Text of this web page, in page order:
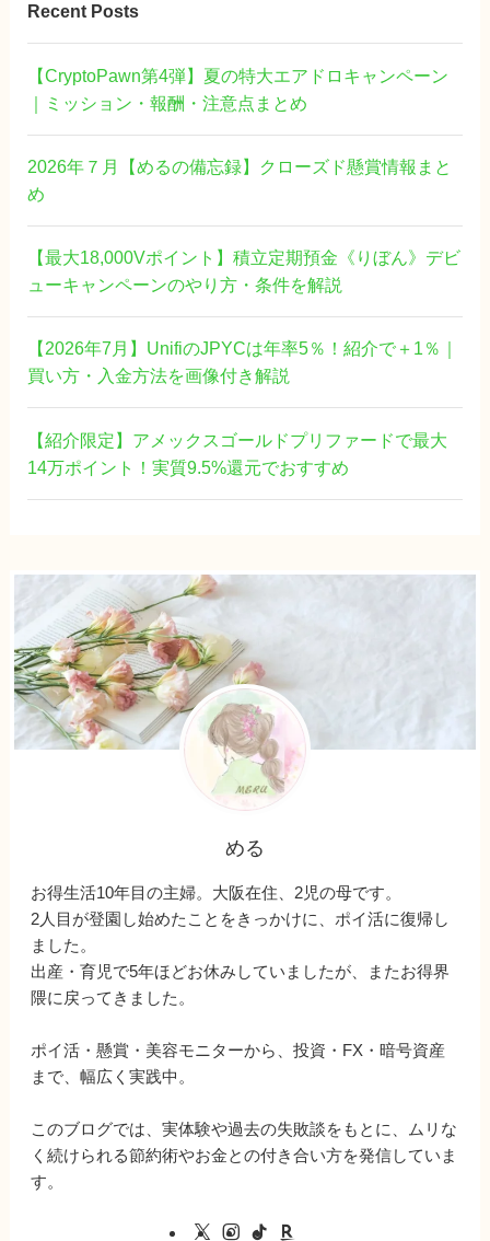
Recent Posts
【CryptoPawn第4弾】夏の特大エアドロキャンペーン
｜ミッション・報酬・注意点まとめ
2026年７月【めるの備忘録】クローズド懸賞情報まと
め
【最大18,000Vポイント】積立定期預金《りぼん》デビ
ューキャンペーンのやり方・条件を解説
【2026年7月】UnifiのJPYCは年率5％！紹介で＋1％｜
買い方・入金方法を画像付き解説
【紹介限定】アメックスゴールドプリファードで最大
14万ポイント！実質9.5%還元でおすすめ
める
お得生活10年目の主婦。大阪在住、2児の母です。
2人目が登園し始めたことをきっかけに、ポイ活に復帰し
ました。
出産・育児で5年ほどお休みしていましたが、またお得界
隈に戻ってきました。
ポイ活・懸賞・美容モニターから、投資・FX・暗号資産
まで、幅広く実践中。
このブログでは、実体験や過去の失敗談をもとに、ムリな
く続けられる節約術やお金との付き合い方を発信していま
す。